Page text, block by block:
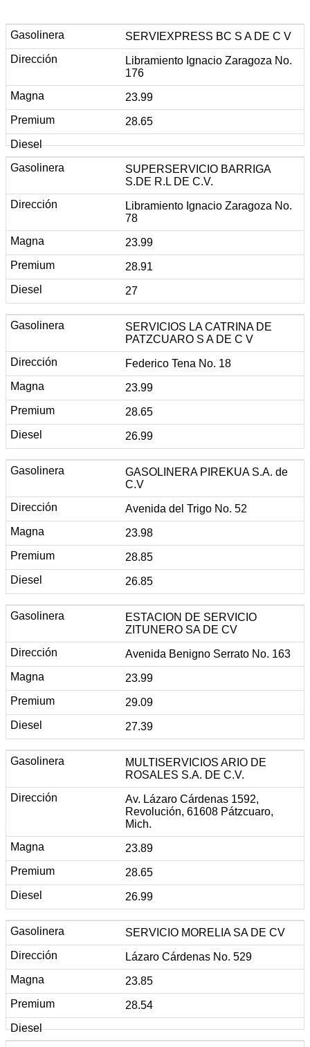
SERVIEXPRESS BC S A DE C V
Libramiento Ignacio Zaragoza No.
176
23.99
28.65
SUPERSERVICIO BARRIGA
S.DE R.L DE C.V.
Libramiento Ignacio Zaragoza No.
78
23.99
28.91
27
SERVICIOS LA CATRINA DE
PATZCUARO S A DE C V
Federico Tena No. 18
23.99
28.65
26.99
GASOLINERA PIREKUA S.A. de
C.V
Avenida del Trigo No. 52
23.98
28.85
26.85
ESTACION DE SERVICIO
ZITUNERO SA DE CV
Avenida Benigno Serrato No. 163
23.99
29.09
27.39
MULTISERVICIOS ARIO DE
ROSALES S.A. DE C.V.
Av. Lázaro Cárdenas 1592,
Revolución, 61608 Pátzcuaro,
Mich.
23.89
28.65
26.99
SERVICIO MORELIA SA DE CV
Lázaro Cárdenas No. 529
23.85
28.54